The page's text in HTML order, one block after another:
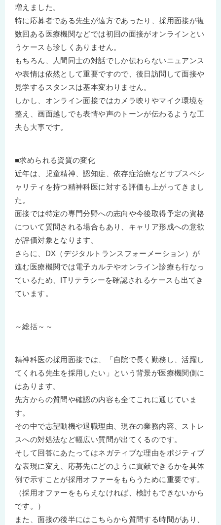
増えました。
特に応募者である先生が遠方であったり、採用面接が複
数回ある医療機関などでは初回の面接がオンラインとい
うケースも珍しくありません。
もちろん、人間同士の対話でしか伝わらないニュアンス
や表情は依然として重要ですので、後日訪問して面接や
見学するスタンスは基本変わりません。
しかし、オンライン面接ではカメラ映りやマイク環境を
整え、画面越しでも表情や声のトーンが伝わるような工
夫も大事です。
■求められる資質の変化
近年は、児童精神、認知症、依存症治療などサブスペシ
ャリティを持つ精神科医に対する評価も上がってきまし
た。
面接では特定の専門分野への志向や今後取得予定の資格
について質問される場合もあり、キャリア形成への意欲
が評価対象となります。
さらに、DX（デジタルトランスフォーメーション）が
進む医療機関では電子カルテやオンライン診療も行なっ
ているため、ITリテラシーを確認されるケースも出てき
ています。
～総括～～
精神科医の採用面接では、「自院で長く勤務し、活躍し
てくれる先生を採用したい」という背景が医療機関側に
はあります。
先方からの質問や確認の内容も全てこれに通じていま
す。
その中で志望動機や退職理由、現在の業務内容、ストレ
スへの対処法など幅広い質問が出てくるのです。
そして回答にあたってはネガティブな理由をポジティブ
な表現に変え、応募先にどのように貢献できるかを具体
例で示すことが採用オファーをもらうために重要です。
（採用オファーをもらえなければ、検討もできないから
です。）
また、面接の後半にはこちらから質問する時間があり、